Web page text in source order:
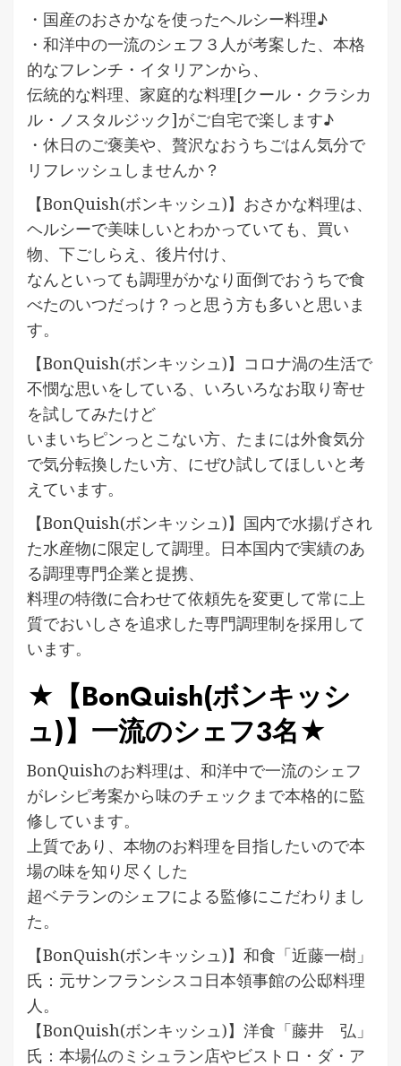
・国産のおさかなを使ったヘルシー料理♪
・和洋中の一流のシェフ３人が考案した、本格
的なフレンチ・イタリアンから、
伝統的な料理、家庭的な料理[クール・クラシカ
ル・ノスタルジック]がご自宅で楽します♪
・休日のご褒美や、贅沢なおうちごはん気分で
リフレッシュしませんか？
【BonQuish(ボンキッシュ)】おさかな料理は、
ヘルシーで美味しいとわかっていても、買い
物、下ごしらえ、後片付け、
なんといっても調理がかなり面倒でおうちで食
べたのいつだっけ？っと思う方も多いと思いま
す。
【BonQuish(ボンキッシュ)】コロナ渦の生活で
不憫な思いをしている、いろいろなお取り寄せ
を試してみたけど
いまいちピンっとこない方、たまには外食気分
で気分転換したい方、にぜひ試してほしいと考
えています。
【BonQuish(ボンキッシュ)】国内で水揚げされ
た水産物に限定して調理。日本国内で実績のあ
る調理専門企業と提携、
料理の特徴に合わせて依頼先を変更して常に上
質でおいしさを追求した専門調理制を採用して
います。
★【BonQuish(ボンキッシ
ュ)】一流のシェフ3名★
BonQuishのお料理は、和洋中で一流のシェフ
がレシピ考案から味のチェックまで本格的に監
修しています。
上質であり、本物のお料理を目指したいので本
場の味を知り尽くした
超ベテランのシェフによる監修にこだわりまし
た。
【BonQuish(ボンキッシュ)】和食「近藤一樹」
氏：元サンフランシスコ日本領事館の公邸料理
人。
【BonQuish(ボンキッシュ)】洋食「藤井 弘」
氏：本場仏のミシュラン店やビストロ・ダ・ア